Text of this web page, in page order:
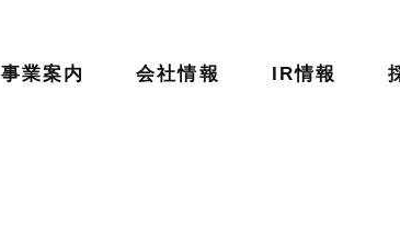
事業案内 会社情報 IR情報